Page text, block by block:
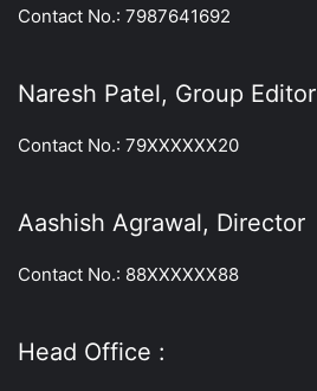
Contact No.: 7987641692
Naresh Patel, Group Editor
Contact No.: 79XXXXXX20
Aashish Agrawal, Director
Contact No.: 88XXXXXX88
Head Office :